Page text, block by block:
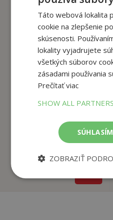
7,90 €
Predškolák - Od
škôlky po školu (5-7
...
Táto webová lokalita
cookie na zlepšenie
skúsenosti.
lokality vyjadrujete
všetkých súborov
zásadami používania
Prečítať viac
SHOW ALL
ZOBRAZIŤ